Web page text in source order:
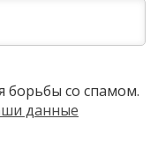
борьбы со спамом.
данные